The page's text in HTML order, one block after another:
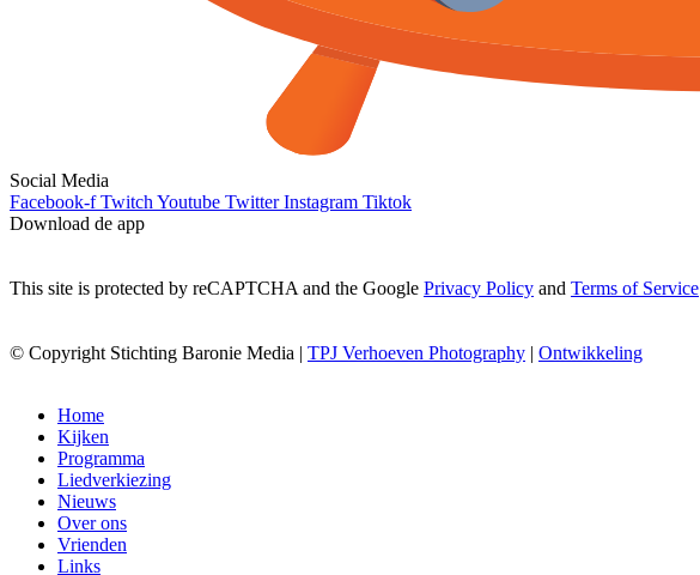
Social Media
Facebook-f Twitch Youtube Twitter Instagram Tiktok
Download de app
This site is protected by reCAPTCHA and the Google Privacy Policy and Terms of Service
© Copyright Stichting Baronie Media | TPJ Verhoeven Photography | Ontwikkeling
Home
Kijken
Programma
Liedverkiezing
Nieuws
Over ons
Vrienden
Links